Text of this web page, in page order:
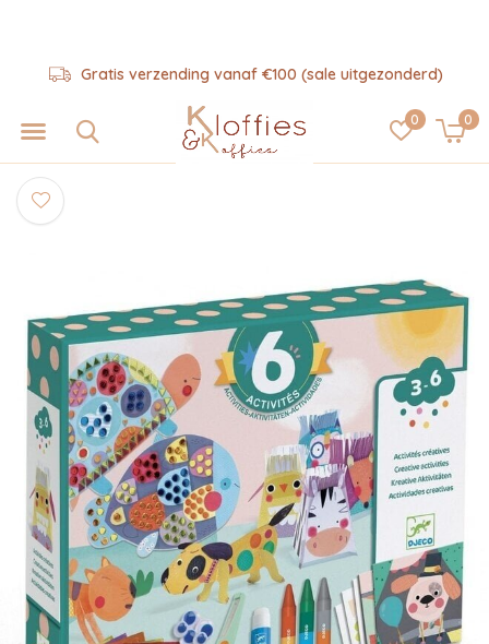
0 0
Gratis verzending vanaf €100 (sale uitgezonderd)